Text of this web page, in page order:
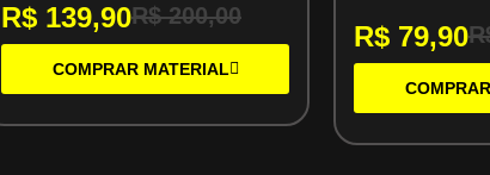
R$ 139,90R$200,00
COMPRAR MATERIAL
R$ 79,90